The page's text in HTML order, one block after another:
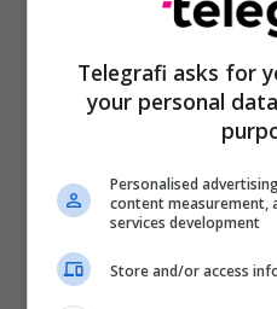
Plan B
Po
Telegrafi asks for
your personal
Personalised
content measurement,
services development
Store and/or access